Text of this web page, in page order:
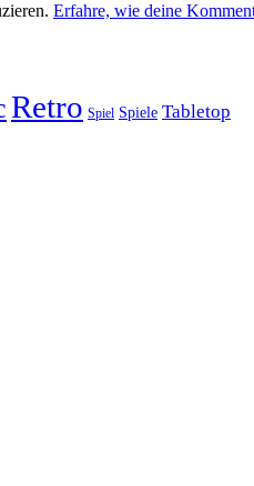
Erfahre, wie deine
Retro Spiel Spiele Tabletop